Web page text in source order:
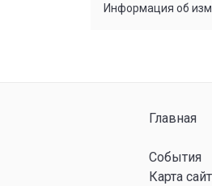
Информация об
Главная
События
Карта